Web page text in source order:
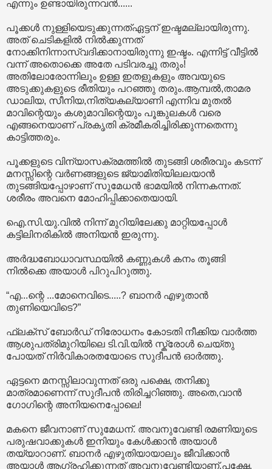
എന്നും ഉണ്ടായിരുന്നവൻ......
പൂക്കൾ നുള്ളിയെടുക്കുന്നത്ഏട്ടന് ഇഷ്ടമല്ലായിരുന്നു.
അത് ചെടികളിൽ നിൽക്കുന്നത്
നോക്കിനിന്നാസ്വദിക്കാനായിരുന്നു ഇഷ്ടം. എന്നിട്ട് വീട്ടിൽ
വന്ന് അതൊക്കെ അതേ പടിവരച്ചു തരും!
അതിലോരോന്നിലും ഉള്ള ഇതളുകളും അവയുടെ
അടുക്കുകളുടെ രീതിയും പറഞ്ഞു തരും.ആമ്പൽ,താമര
ഡാലിയ, സീനിയ,നിത്യകല്യാണി എന്നിവ മുതൽ
മാവിന്റെയും കശുമാവിന്റെയും പൂങ്കുലകൾ വരെ
എങ്ങനെയാണ് പ്രകൃതി ക്രമീകരിച്ചിരിക്കുന്നതെന്നു
കാട്ടിത്തരും.
പൂക്കളുടെ വിന്യാസക്രമത്തിൽ തുടങ്ങി ശരീരവും കടന്ന്
മനസ്സിന്റെ വർണങ്ങളുടെ ജ്യാമിതിയിലലയാൻ
തുടങ്ങിയപ്പോഴാണ് സുമേധൻ ഭാമയിൽ നിന്നകന്നത്.
ശരീരം അവനെ മോഹിപ്പിക്കാതെയായി.
ഐ.സി.യു.വിൽ നിന്ന് മുറിയിലേക്കു മാറ്റിയപ്പോൾ
കട്ടിലിനരികിൽ അനിയൻ ഇരുന്നു.
അർദ്ധബോധാവസ്ഥയിൽ കണ്ണുകൾ കനം തൂങ്ങി
നിൽക്കെ അയാൾ പിറുപിറുത്തു.
“എ...ന്റെ ...മോനെവിടെ.....? ബാനർ എഴുതാൻ
തുണിയെവിടെ?”
ഫ്ലക്സ് ബോർഡ് നിരോധനം കോടതി നീക്കിയ വാർത്ത
ആശുപത്രിമുറിയിലെ ടി.വി.യിൽ സ്ക്രോൾ ചെയ്തു
പോയത് നിർവികാരതയോടെ സുദീപൻ ഓർത്തു.
ഏട്ടനെ മനസ്സിലാവുന്നത് ഒരു പക്ഷെ, തനിക്കു
മാത്രമാണെന്ന് സുദീപൻ തിരിച്ചറിഞ്ഞു. അതെ,വാൻ
ഗോഗിന്റെ അനിയനെപ്പോലെ!
മകനെ ജീവനാണ് സുമേധന്. അവനുവേണ്ടി രമണിയുടെ
പരുഷവാക്കുകൾ ഇനിയും കേൾക്കാൻ അയാൾ
തയ്യാറാണ്. ബാനർ എഴുതിയായാലും ജീവിക്കാൻ
അയാൾ ആഗ്രഹിക്കുന്നത് അവനുവേണ്ടിയാണ്.പക്ഷേ,